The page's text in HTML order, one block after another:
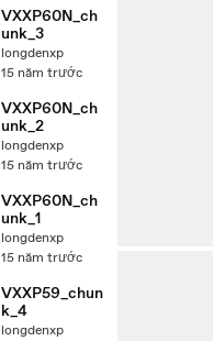
VXXP60N_ch
unk_3
longdenxp
15 năm trước
VXXP60N_ch
unk_2
longdenxp
15 năm trước
VXXP60N_ch
unk_1
longdenxp
15 năm trước
VXXP59_chun
k_4
longdenxp